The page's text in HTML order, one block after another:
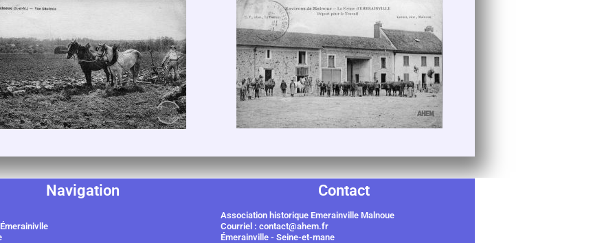
Navigation Contact
Association historique Emerainville Malnoue
Courriel : contact@ahem.fr
Émerainville - Seine-et-mane